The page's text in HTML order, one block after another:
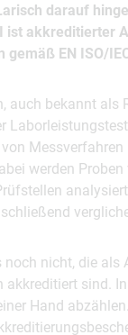
darauf
ist akkreditierter
gemäß EN ISO/
auch bekannt als
Messverfahren
werden Proben
noch nicht, die als
akkreditiert sind.
Hand